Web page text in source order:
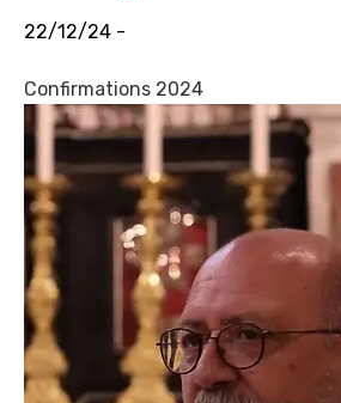
22/12/24 -
Confirmations 2024